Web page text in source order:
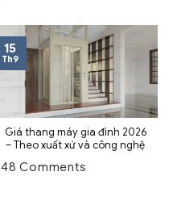
Giá thang máy gia đình 2026
– Theo xuất xứ và công nghệ
48 Comments
15
Th9